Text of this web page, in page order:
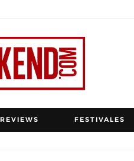
REVIEWS FESTIVALES